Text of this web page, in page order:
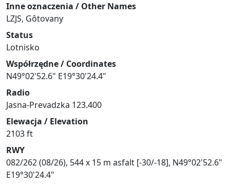
Inne oznaczenia / Other Names
LZJS, Gôtovany
Status
Lotnisko
Współrzędne / Coordinates
N49°02'52.6" E19°30'24.4"
Radio
Jasna-Prevadzka 123.400
Elewacja / Elevation
2103 ft
RWY
082/262 (08/26), 544 x 15 m asfalt [-30/-18], N49°02'52.6"
E19°30'24.4"